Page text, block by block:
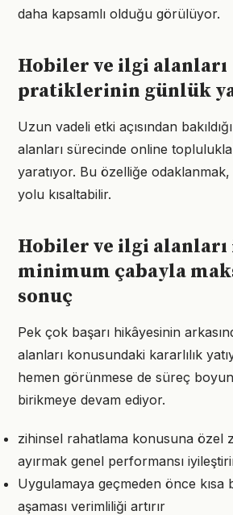
daha kapsamlı olduğu görülüyor.
Hobiler ve ilgi alanları
pratiklerinin günlük
Uzun vadeli etki açısından
alanları sürecinde online
yaratıyor. Bu özelliğe odaklanmak,
yolu kısaltabilir.
Hobiler ve ilgi
minimum çabayla
sonuç
Pek çok başarı hikâyesinin
alanları konusundaki kararlılık
hemen görünmese de süreç
birikmeye devam ediyor.
zihinsel rahatlama konusuna özel
ayırmak genel performansı
Uygulamaya geçmeden önce kısa
aşaması verimliliği artırır